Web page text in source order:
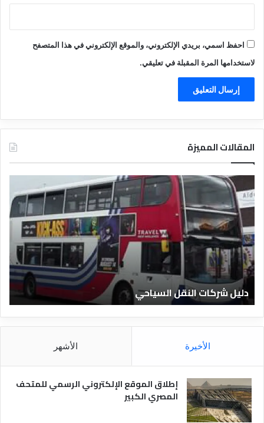
احفظ اسمي، بريدي الإلكتروني، والموقع الإلكتروني في هذا المتصفح
لاستخدامها المرة المقبلة في تعليقي.
المقالات المميزة
ل
ي
ش
ر
ك
ا
ت
ل
ن
ق
ل
س
ح
دليل شركات النقل السياحي
ا
ر
الأخيرة الأشهر
إطلاق الموقع الإلكتروني الرسمي للمتحف
المصري الكبير